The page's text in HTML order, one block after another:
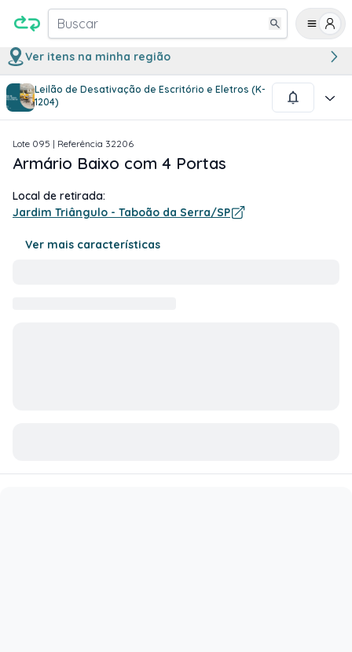
Buscar
Ver itens na minha região
Leilão de Desativação de Escritório e Eletros (K-
1204)
1/1
Lote 095 | Referência 32206
Armário Baixo com 4 Portas
Local de retirada:
Jardim Triângulo - Taboão da Serra/SP
Ver mais características